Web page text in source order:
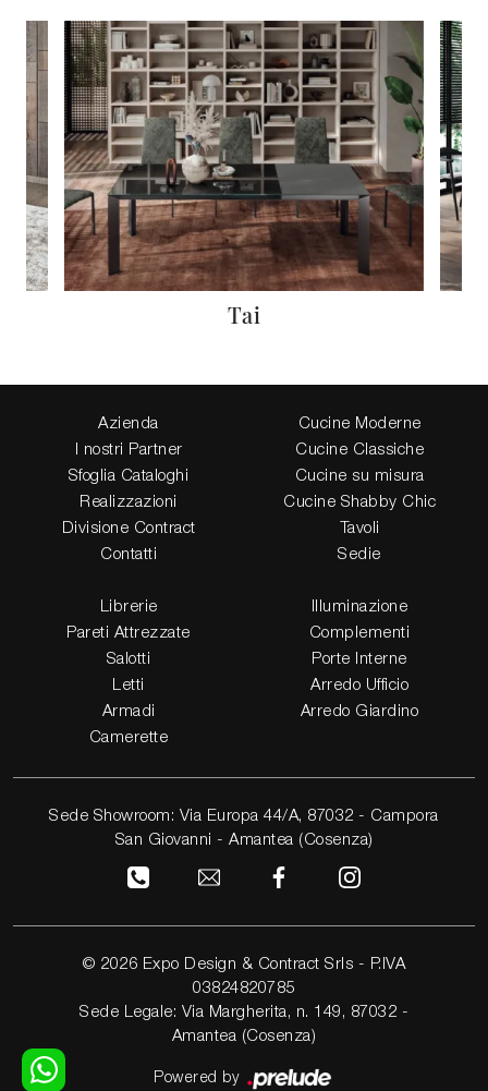
Tai
Azienda
I nostri Partner
Sfoglia Cataloghi
Realizzazioni
Divisione Contract
Contatti
Cucine Moderne
Cucine Classiche
Cucine su misura
Cucine Shabby Chic
Tavoli
Sedie
Librerie
Pareti Attrezzate
Salotti
Letti
Armadi
Camerette
Illuminazione
Complementi
Porte Interne
Arredo Ufficio
Arredo Giardino
Sede Showroom: Via Europa 44/A, 87032 - Campora
San Giovanni - Amantea (Cosenza)
© 2026 Expo Design & Contract Srls - P.IVA
03824820785
Sede Legale: Via Margherita, n. 149, 87032 -
Amantea (Cosenza)
Powered by